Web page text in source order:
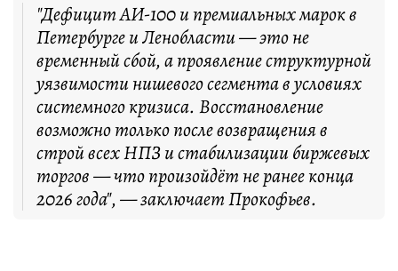
"Дефицит АИ-100 и премиальных марок в
Петербурге и Ленобласти — это не
временный сбой, а проявление структурной
уязвимости нишевого сегмента в условиях
системного кризиса. Восстановление
возможно только после возвращения в
строй всех НПЗ и стабилизации биржевых
торгов — что произойдёт не ранее конца
2026 года", — заключает Прокофьев.